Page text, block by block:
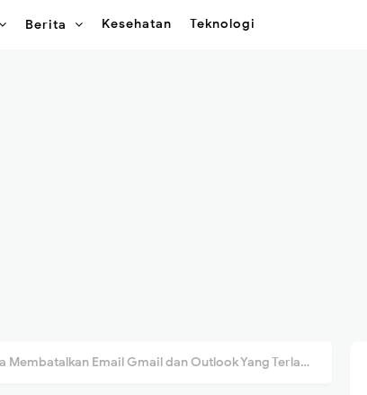
Berita Kesehatan Teknologi
Membatalkan Email Gmail dan Outlook Yang Terlanjur Terkirim